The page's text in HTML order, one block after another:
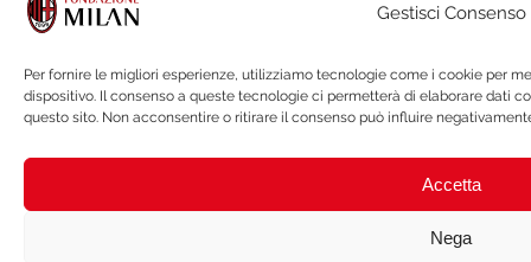
Gestisci Consenso
Per fornire le migliori esperienze, utilizziamo tecnologie come i cookie per
dispositivo. Il consenso a queste tecnologie ci permetterà di elaborare dati
questo sito. Non acconsentire o ritirare il consenso può influire
Accetta
Nega